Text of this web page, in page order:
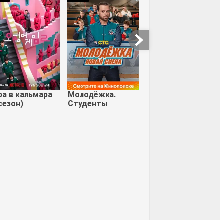
зла
Люся
в кальмара
Молодёжка.
Студенты